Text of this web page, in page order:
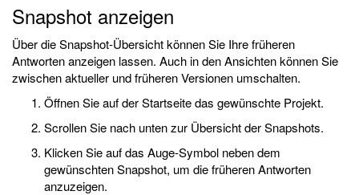
Snapshot anzeigen
Über die Snapshot-Übersicht können Sie Ihre früheren
Antworten anzeigen lassen. Auch in den Ansichten können Sie
zwischen aktueller und früheren Versionen umschalten.
Öffnen Sie auf der Startseite das gewünschte Projekt.
Scrollen Sie nach unten zur Übersicht der Snapshots.
Klicken Sie auf das Auge-Symbol neben dem
gewünschten Snapshot, um die früheren Antworten
anzuzeigen.